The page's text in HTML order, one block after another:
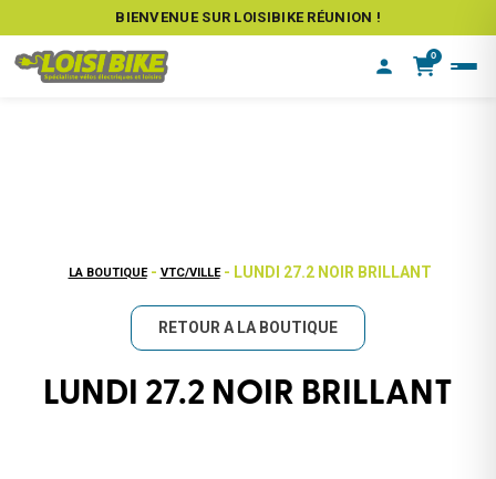
BIENVENUE SUR LOISIBIKE RÉUNION !
0
LA BOUTIQUE - VTC/VILLE - LUNDI 27.2 NOIR BRILLANT
RETOUR A LA BOUTIQUE
LUNDI 27.2 NOIR BRILLANT